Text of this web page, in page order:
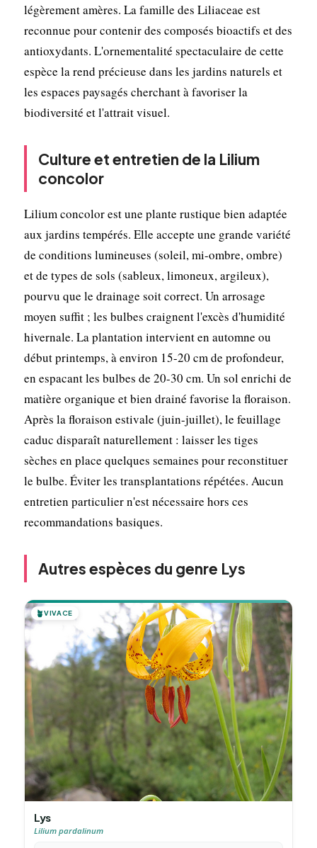
légèrement amères. La famille des Liliaceae est
reconnue pour contenir des composés bioactifs et des
antioxydants. L'ornementalité spectaculaire de cette
espèce la rend précieuse dans les jardins naturels et
les espaces paysagés cherchant à favoriser la
biodiversité et l'attrait visuel.
Culture et entretien de la Lilium
concolor
Lilium concolor est une plante rustique bien adaptée
aux jardins tempérés. Elle accepte une grande variété
de conditions lumineuses (soleil, mi-ombre, ombre)
et de types de sols (sableux, limoneux, argileux),
pourvu que le drainage soit correct. Un arrosage
moyen suffit ; les bulbes craignent l'excès d'humidité
hivernale. La plantation intervient en automne ou
début printemps, à environ 15-20 cm de profondeur,
en espacant les bulbes de 20-30 cm. Un sol enrichi de
matière organique et bien drainé favorise la floraison.
Après la floraison estivale (juin-juillet), le feuillage
caduc disparaît naturellement : laisser les tiges
sèches en place quelques semaines pour reconstituer
le bulbe. Éviter les transplantations répétées. Aucun
entretien particulier n'est nécessaire hors ces
recommandations basiques.
Autres espèces du genre Lys
🪴VIVACE
Lys
Lilium pardalinum